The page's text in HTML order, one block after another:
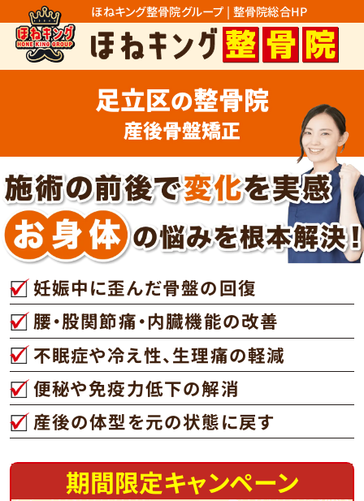
ほねキング整骨院グループ | 整骨院総合HP
足立区の整骨院
産後骨盤矯正
妊娠中に歪んだ骨盤の回復
腰・股関節痛・内臓機能の改善
不眠症や冷え性、生理痛の軽減
便秘や免疫力低下の解消
産後の体型を元の状態に戻す
期間限定キャンペーン